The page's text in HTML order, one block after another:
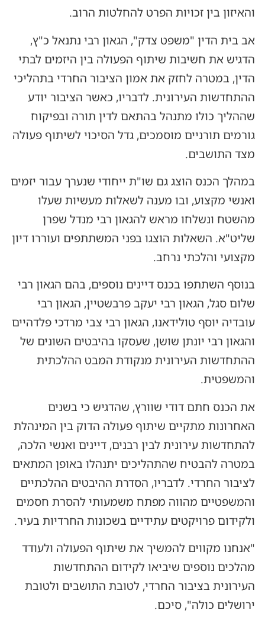
והאיזון בין זכויות הפרט להחלטות הרוב.
אב בית הדין "משפט צדק", הגאון רבי נתנאל כ"ץ,
הדגיש את חשיבות שיתוף הפעולה בין היזמים לבתי
הדין, במטרה לחזק את אמון הציבור החרדי בתהליכי
ההתחדשות העירונית. לדבריו, כאשר הציבור יודע
שההליך כולו מתנהל בהתאם לדין תורה ובפיקוח
גורמים תורניים מוסמכים, גדל הסיכוי לשיתוף פעולה
מצד התושבים.
במהלך הכנס הוצג גם שו"ת ייחודי שנערך עבור יזמים
ואנשי מקצוע, ובו מענה לשאלות מעשיות שעלו
מהשטח ונשלחו מראש להגאון רבי מנדל שפרן
שליט"א. השאלות הוצגו בפני המשתתפים ועוררו דיון
מקצועי והלכתי נרחב.
בנוסף השתתפו בכנס דיינים נוספים, בהם הגאון רבי
שלום סגל, הגאון רבי יעקב פרבשטיין, הגאון רבי
עובדיה יוסף טולידאנו, הגאון רבי צבי מרדכי פלדהיים
והגאון רבי יונתן שושן, שעסקו בהיבטים השונים של
ההתחדשות העירונית מנקודת המבט ההלכתית
והמשפטית.
את הכנס חתם דודי שוורץ, שהדגיש כי בשנים
האחרונות מתקיים שיתוף פעולה הדוק בין המינהלת
להתחדשות עירונית לבין רבנים, דיינים ואנשי הלכה,
במטרה להבטיח שהתהליכים יתנהלו באופן המתאים
לציבור החרדי. לדבריו, הסדרת ההיבטים ההלכתיים
והמשפטיים מהווה מפתח משמעותי להסרת חסמים
ולקידום פרויקטים עתידיים בשכונות החרדיות בעיר.
"אנחנו מקווים להמשיך את שיתוף הפעולה ולעודד
מהלכים נוספים שיביאו לקידום ההתחדשות
העירונית בציבור החרדי, לטובת התושבים ולטובת
ירושלים כולה", סיכם.